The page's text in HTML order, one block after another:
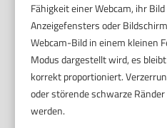
Fähigkeit einer Webcam, ihr
Anzeigefensters oder
Webcam-Bild in einem kleinen
Modus dargestellt wird, es
korrekt proportioniert.
oder störende schwarze
werden.